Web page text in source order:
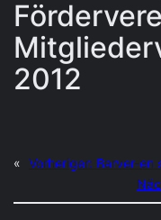
2012
« Vorheriger: Barver-en